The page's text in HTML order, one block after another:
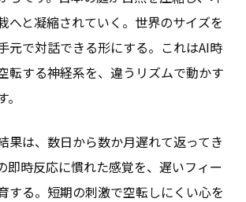
へと凝縮されていく。世界のサイズを
元で対話できる形にする。これはAI時
転する神経系を、違うリズムで動かす
果は、数日から数か月遅れて返ってき
即時反応に慣れた感覚を、遅いフィー
する。短期の刺激で空転しにくい心を